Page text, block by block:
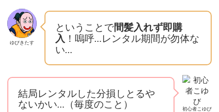
ゆびきたす
ということで間髪入れず即購
入 ！嗚呼…レンタル期間が勿体な
い…
初心者こゆび
結局レンタルした分損しとるや
ないかい…（毎度のこと）